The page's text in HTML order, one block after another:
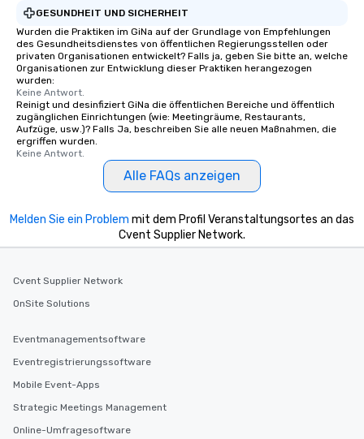
GESUNDHEIT UND SICHERHEIT
Wurden die Praktiken im GiNa auf der Grundlage von Empfehlungen
des Gesundheitsdienstes von öffentlichen Regierungsstellen oder
privaten Organisationen entwickelt? Falls ja, geben Sie bitte an, welche
Organisationen zur Entwicklung dieser Praktiken herangezogen
wurden:
Keine Antwort.
Reinigt und desinfiziert GiNa die öffentlichen Bereiche und öffentlich
zugänglichen Einrichtungen (wie: Meetingräume, Restaurants,
Aufzüge, usw.)? Falls Ja, beschreiben Sie alle neuen Maßnahmen, die
ergriffen wurden.
Keine Antwort.
Alle FAQs anzeigen
Melden Sie ein Problem mit dem Profil Veranstaltungsortes an das
Cvent Supplier Network.
Cvent Supplier Network
OnSite Solutions
Eventmanagementsoftware
Eventregistrierungssoftware
Mobile Event-Apps
Strategic Meetings Management
Online-Umfragesoftware